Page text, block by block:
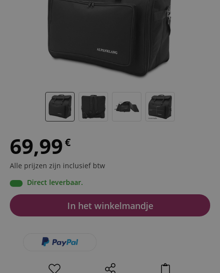
69,99€
Alle prijzen zijn inclusief btw
Direct leverbaar.
In het winkelmandje